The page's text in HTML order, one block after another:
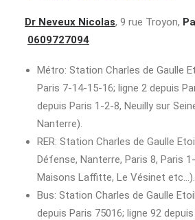
Dr Neveux Nicolas, 9 rue Troyon,
0609727094
Métro: Station Charles de Gaulle
Paris 7-14-15-16; ligne 2 depuis
depuis Paris 1-2-8, Neuilly sur
Nanterre).
RER: Station Charles de Gaulle
Défense, Nanterre, Paris 8, Paris
Maisons Laffitte, Le Vésinet etc…).
Bus: Station Charles de Gaulle
depuis Paris 75016; ligne 92